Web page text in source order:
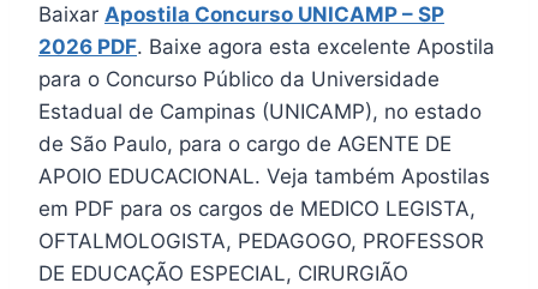
Baixar Apostila Concurso UNICAMP – SP
2026 PDF. Baixe agora esta excelente Apostila
para o Concurso Público da Universidade
Estadual de Campinas (UNICAMP), no estado
de São Paulo, para o cargo de AGENTE DE
APOIO EDUCACIONAL. Veja também Apostilas
em PDF para os cargos de MEDICO LEGISTA,
OFTALMOLOGISTA, PEDAGOGO, PROFESSOR
DE EDUCAÇÃO ESPECIAL, CIRURGIÃO